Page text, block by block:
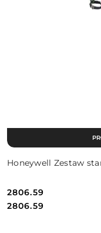
Honeywell Zestaw
Cena:
2806.59
Cena:
2806.59